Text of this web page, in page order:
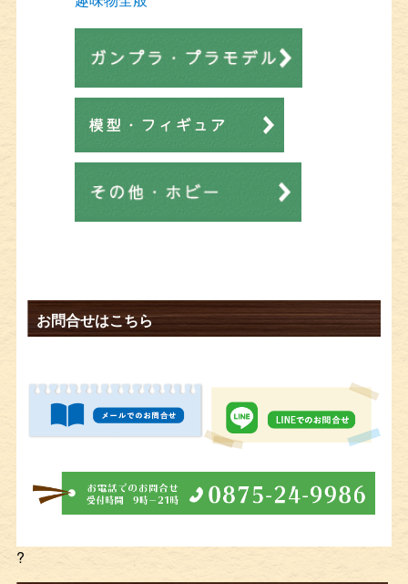
お問合せはこちら
?